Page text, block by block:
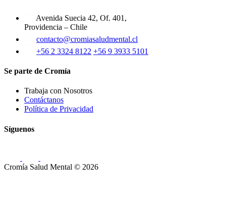
Avenida Suecia 42, Of. 401,
Providencia – Chile
contacto@cromiasaludmental.cl
+56 2 3324 8122 +56 9 3933 5101
Se parte de Cromía
Trabaja con Nosotros
Contáctanos
Política de Privacidad
Síguenos
Cromía Salud Mental ©️ 2026